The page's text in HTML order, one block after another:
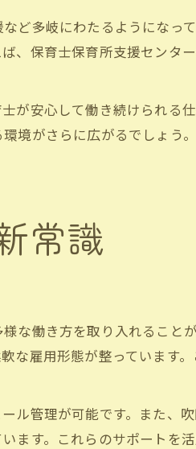
ど多岐にわたるようになっ
、保育士保育所支援センタ
が安心して働き続けられる
境がさらに広がるでしょう。
常識
な働き方を取り入れること
な雇用形態が整っています
ル管理が可能です。また、
ます。これらのサポートを